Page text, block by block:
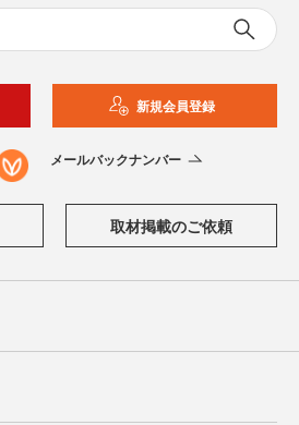
新規会員登録
メールバックナンバー
取材掲載のご依頼